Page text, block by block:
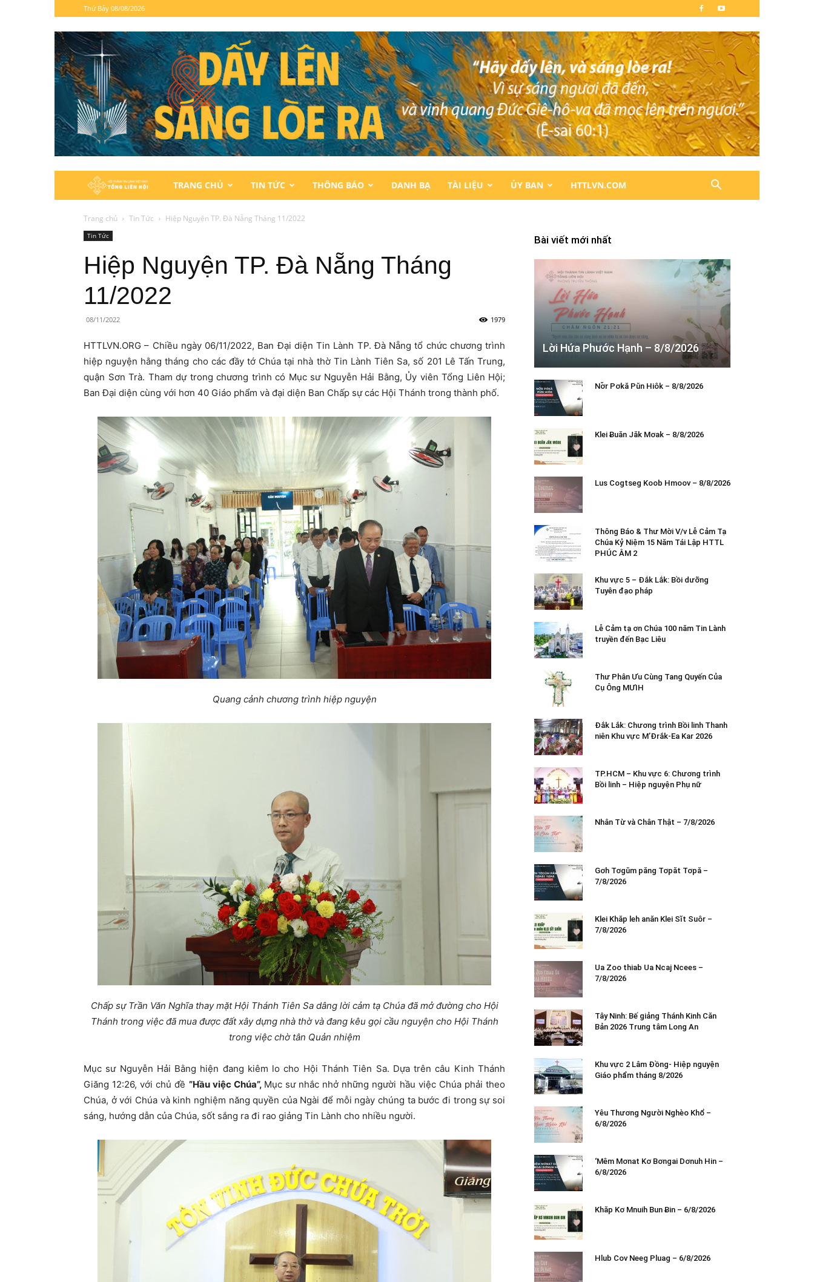
Thứ Bảy 08/08/2026
Hội
Thánh
Lành
Việt
TRANG CHỦ TIN TỨC THÔNG BÁO DANH BẠ TÀI LIỆU ỦY BAN HTTLVN.COM
Trang chủ Tin Tức Hiệp Nguyện TP. Đà Nẵng Tháng 11/2022
Tin Tức
Hiệp Nguyện TP. Đà Nẵng Tháng
11/2022
08/11/2022 1979
HTTLVN.ORG – Chiều ngày 06/11/2022, Ban Đại diện Tin Lành TP. Đà Nẵng tổ chức chương trình
hiệp nguyện hằng tháng cho các đầy tớ Chúa tại nhà thờ Tin Lành Tiên Sa, số 201 Lê Tấn Trung,
quận Sơn Trà. Tham dự trong chương trình có Mục sư Nguyễn Hải Bằng, Ủy viên Tổng Liên Hội;
Ban Đại diện cùng với hơn 40 Giáo phẩm và đại diện Ban Chấp sự các Hội Thánh trong thành phố.
Quang cảnh chương trình hiệp nguyện
Chấp sự Trần Văn Nghĩa thay mặt Hội Thánh Tiên Sa dâng lời cảm tạ Chúa đã mở đường cho Hội
Thánh trong việc đã mua được đất xây dựng nhà thờ và đang kêu gọi cầu nguyện cho Hội Thánh
trong việc chờ tân Quản nhiệm
Mục sư Nguyễn Hải Bằng hiện đang kiêm lo cho Hội Thánh Tiên Sa. Dựa trên câu Kinh Thánh
Giăng 12:26, với chủ đề ”Hầu việc Chúa”, Mục sư nhắc nhở những người hầu việc Chúa phải theo
Chúa, ở với Chúa và kinh nghiệm năng quyền của Ngài để mỗi ngày chúng ta bước đi trong sự soi
sáng, hướng dẫn của Chúa, sốt sắng ra đi rao giảng Tin Lành cho nhiều người.
Bài viết mới nhất
Lời Hứa Phước Hạnh – 8/8/2026
Nơ̆r Pơkă Pŭn Hiôk – 8/8/2026
Klei Ƀuăn Jăk Mơak – 8/8/2026
Lus Cogtseg Koob Hmoov – 8/8/2026
Thông Báo & Thư Mời V/v Lễ Cảm Tạ
Chúa Kỷ Niệm 15 Năm Tái Lập HTTL
PHÚC ÂM 2
Khu vực 5 – Đắk Lắk: Bồi dưỡng
Tuyên đạo pháp
Lễ Cảm tạ ơn Chúa 100 năm Tin Lành
truyền đến Bạc Liêu
Thư Phân Ưu Cùng Tang Quyến Của
Cụ Ông MƯIH
Đắk Lắk: Chương trình Bồi linh Thanh
niên Khu vực M’Đrắk-Ea Kar 2026
TP.HCM – Khu vực 6: Chương trình
Bồi linh – Hiệp nguyện Phụ nữ
Nhân Từ và Chân Thật – 7/8/2026
Gơh Tơgŭm păng Tơpăt Tơpă –
7/8/2026
Klei Khăp leh anăn Klei Sĭt Suôr –
7/8/2026
Ua Zoo thiab Ua Ncaj Ncees –
7/8/2026
Tây Ninh: Bế giảng Thánh Kinh Căn
Bản 2026 Trung tâm Long An
Khu vực 2 Lâm Đồng- Hiệp nguyện
Giáo phẩm tháng 8/2026
Yêu Thương Người Nghèo Khổ –
6/8/2026
‘Mêm Mơnat Kơ Bơngai Dơnuh Hin –
6/8/2026
Khăp Kơ Mnuih Bun Ƀin – 6/8/2026
Hlub Cov Neeg Pluag – 6/8/2026